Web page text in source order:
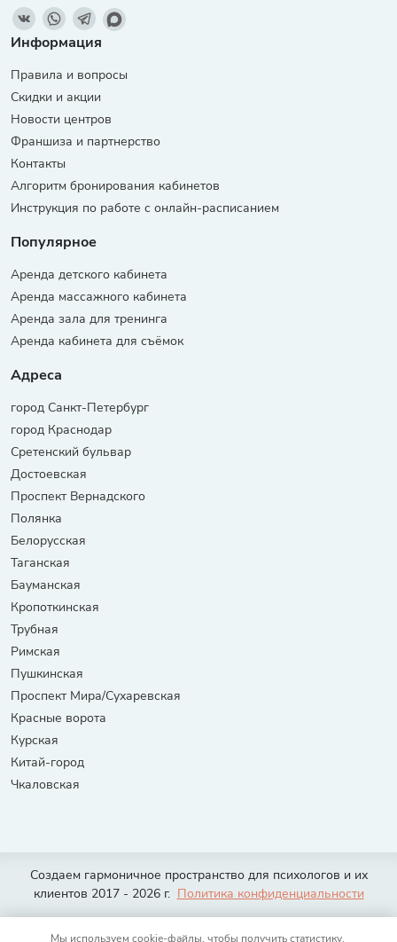
Информация
Правила и вопросы
Скидки и акции
Новости центров
Франшиза и партнерство
Контакты
Алгоритм бронирования кабинетов
Инструкция по работе с онлайн-расписанием
Популярное
Аренда детского кабинета
Аренда массажного кабинета
Аренда зала для тренинга
Аренда кабинета для съёмок
Адреса
город Санкт-Петербург
город Краснодар
Сретенский бульвар
Достоевская
Проспект Вернадского
Полянка
Белорусская
Таганская
Бауманская
Кропоткинская
Трубная
Римская
Пушкинская
Проспект Мира/Сухаревская
Красные ворота
Курская
Китай-город
Чкаловская
Создаем гармоничное пространство для психологов и их
клиентов 2017 - 2026 г. Политика конфиденциальности
Мы используем cookie-файлы, чтобы получить статистику,